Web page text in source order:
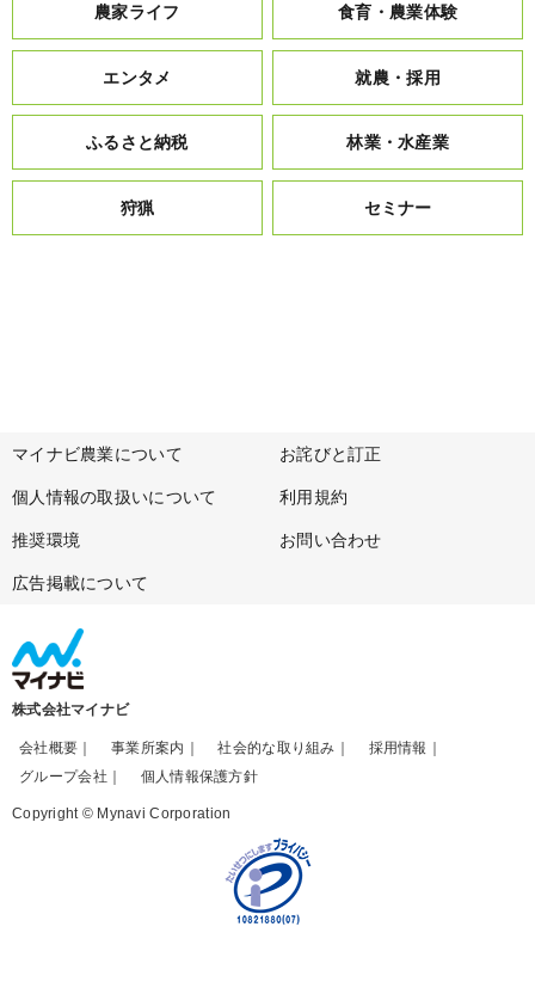
農家ライフ 食育・農業体験
エンタメ 就農・採用
ふるさと納税 林業・水産業
狩猟 セミナー
マイナビ農業について お詫びと訂正
個人情報の取扱いについて 利用規約
推奨環境 お問い合わせ
広告掲載について
株式会社マイナビ
会社概要 事業所案内 社会的な取り組み
採用情報
グループ会社
個人情報保護方針
Copyright © Mynavi Corporation